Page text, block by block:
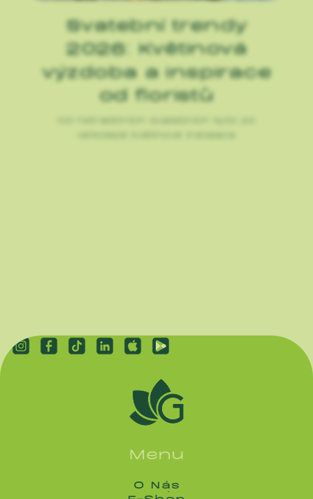
Svatební trendy
2026: Květinová
výzdoba a inspirace
od floristů
Od netradičních svatebních kytic po
Menu
O Nás
O Nás